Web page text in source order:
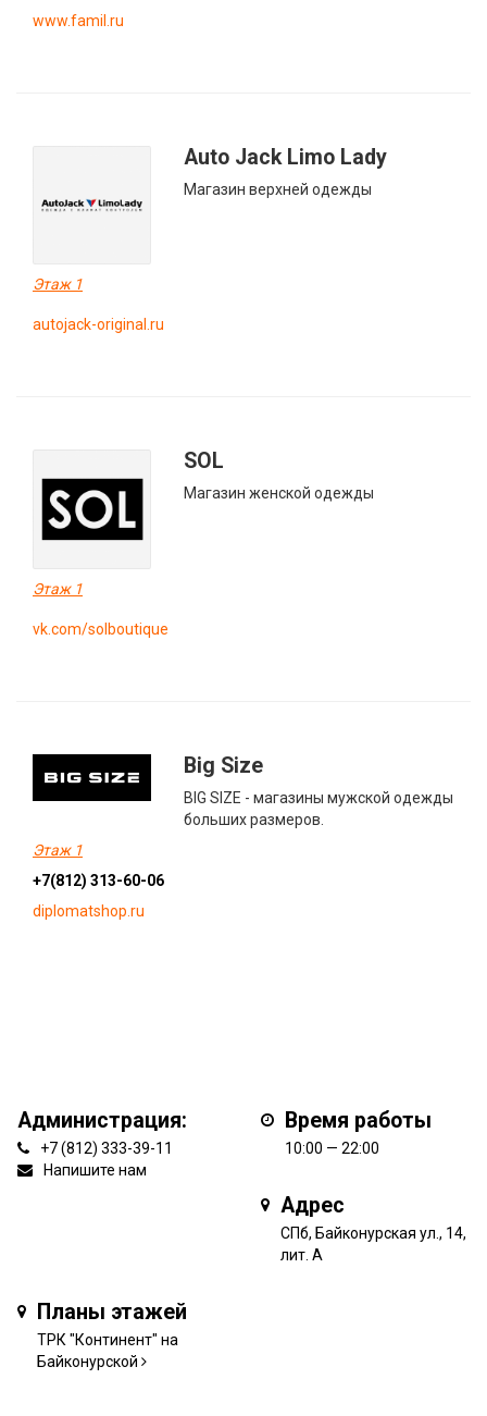
www.famil.ru
Auto Jack Limo Lady
Магазин верхней одежды
Этаж 1
autojack-original.ru
SOL
Магазин женской одежды
Этаж 1
vk.com/solboutique
Big Size
BIG SIZE - магазины мужской одежды
больших размеров.
Этаж 1
+7(812) 313-60-06
diplomatshop.ru
Администрация:
+7 (812) 333-39-11
Напишите нам
Время работы
10:00 — 22:00
Адрес
СПб, Байконурская ул., 14,
лит. А
Планы этажей
ТРК "Континент" на
Байконурской